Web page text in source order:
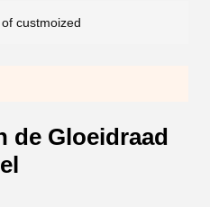
custmoized
de Gloeidraad